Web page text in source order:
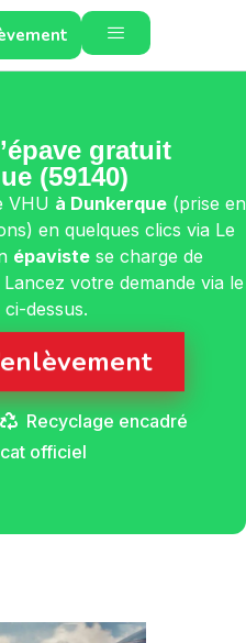
gratuit
(59140)
VHU à Dunkerque(prise en
en quelques clics via Le
épavistese charge de
votre demande via le
dessus.
Recyclage encadré
officiel